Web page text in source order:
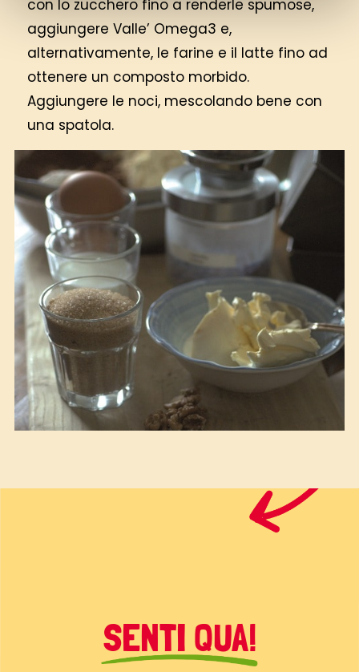
con lo zucchero fino a renderle spumose,
aggiungere Valle’ Omega3 e,
alternativamente, le farine e il latte fino ad
ottenere un composto morbido.
Aggiungere le noci, mescolando bene con
una spatola.
SENTI QUA!